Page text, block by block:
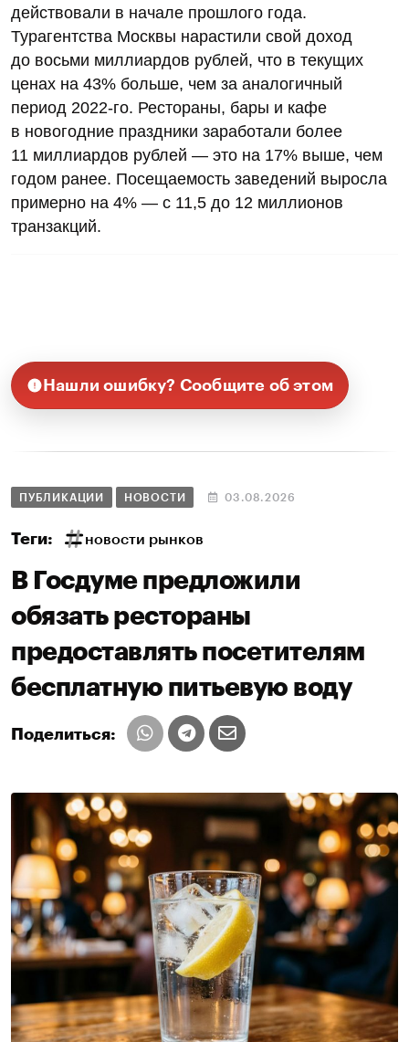
действовали в начале прошлого года.
Турагентства Москвы нарастили свой доход
до восьми миллиардов рублей, что в текущих
ценах на 43% больше, чем за аналогичный
период 2022-го. Рестораны, бары и кафе
в новогодние праздники заработали более
11 миллиардов рублей — это на 17% выше, чем
годом ранее. Посещаемость заведений выросла
примерно на 4% — с 11,5 до 12 миллионов
транзакций.
Нашли ошибку? Сообщите об этом
ПУБЛИКАЦИИ НОВОСТИ 03.08.2026
Теги: новости рынков
В Госдуме предложили
обязать рестораны
предоставлять посетителям
бесплатную питьевую воду
Поделиться: